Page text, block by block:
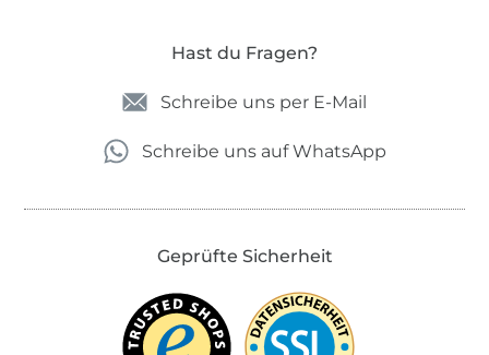
Hast du Fragen?
Schreibe uns per E-Mail
Schreibe uns auf WhatsApp
Geprüfte Sicherheit